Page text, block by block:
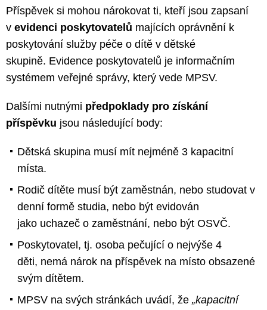
Příspěvek si mohou nárokovat ti, kteří jsou zapsaní
v evidenci poskytovatelů majících oprávnění k
poskytování služby péče o dítě v dětské
skupině. Evidence poskytovatelů je informačním
systémem veřejné správy, který vede MPSV.
Dalšími nutnými předpoklady pro získání
příspěvku jsou následující body:
Dětská skupina musí mít nejméně 3 kapacitní
místa.
Rodič dítěte musí být zaměstnán, nebo studovat v
denní formě studia, nebo být evidován
jako uchazeč o zaměstnání, nebo být OSVČ.
Poskytovatel, tj. osoba pečující o nejvýše 4
děti, nemá nárok na příspěvek na místo obsazené
svým dítětem.
MPSV na svých stránkách uvádí, že „kapacitní